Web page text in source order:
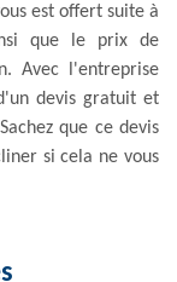
est offert suite à
que le prix de
Avec l'entreprise
devis gratuit et
que ce devis
si cela ne vous